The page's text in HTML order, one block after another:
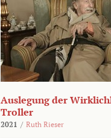
Auslegung der
Troller
2021 / Ruth Rieser